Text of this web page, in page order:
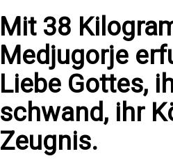
Mit 38
Medjugorje
Liebe Gottes,
schwand, ihr
Zeugnis.